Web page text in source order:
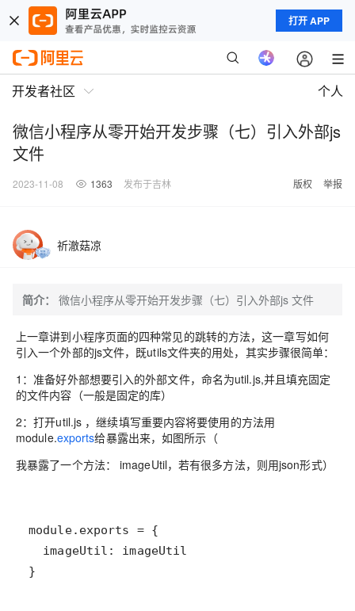
打开 APP
开发者社区 个人
微信小程序从零开始开发步骤（七）引入外部js
文件
2023-11-08 1363 发布于吉林 版权 举报
祈澈菇凉
简介： 微信小程序从零开始开发步骤（七）引入外部js 文件
上一章讲到小程序页面的四种常见的跳转的方法，这一章写如何
引入一个外部的js文件，既utils文件夹的用处，其实步骤很简单：
1：准备好外部想要引入的外部文件，命名为util.js,并且填充固定
的文件内容（一般是固定的库）
2：打开util.js ，继续填写重要内容将要使用的方法用
module.exports给暴露出来，如图所示（
我暴露了一个方法： imageUtil，若有很多方法，则用json形式）
}